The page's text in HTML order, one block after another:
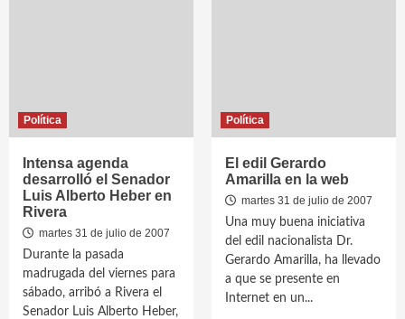
Política
Intensa agenda
desarrolló el Senador
Luis Alberto Heber en
Rivera
martes 31 de julio de 2007
Durante la pasada
madrugada del viernes para
sábado, arribó a Rivera el
Senador Luis Alberto Heber,
Política
El edil Gerardo
Amarilla en la web
martes 31 de julio de 2007
Una muy buena iniciativa
del edil nacionalista Dr.
Gerardo Amarilla, ha llevado
a que se presente en
Internet en un...